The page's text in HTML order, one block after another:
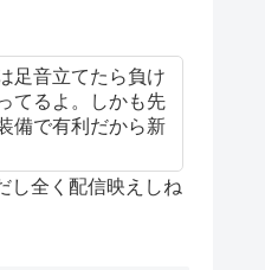
足音立てたら負け
てるよ。しかも先
備で有利だから新
し全く配信映えしね